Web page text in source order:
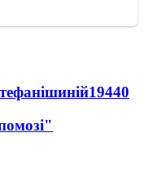
19440